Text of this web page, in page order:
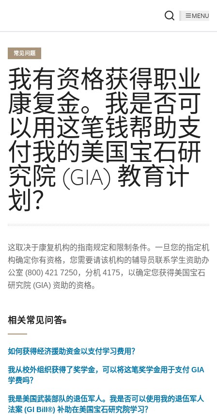
MENU
常见问题
我有资格获得职业
康复金。我是否可
以用这笔钱帮助支
付我的美国宝石研
究院 (GIA) 教育计
划？
这取决于康复机构的指南规定和限制条件。一旦您的指定机
构确定你有资格，您需要请该机构的辅导员联系学生资助办
公室 (800) 421 7250，分机 4175，以确定您获得美国宝石
研究院 (GIA) 资助的资格。
相关常见问答s
如何获得经济援助资金以支付学习费用？
我从校外组织获得了奖学金，可以将这笔奖学金用于支付 GIA
学费吗？
我是美国武装部队的退伍军人。我是否可以使用我的退伍军人
法案 (GI Bill®) 补助在美国宝石研究院学习？